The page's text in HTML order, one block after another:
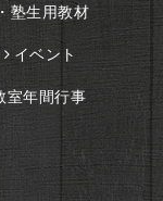
塾生用教材
イベント
室年間行事